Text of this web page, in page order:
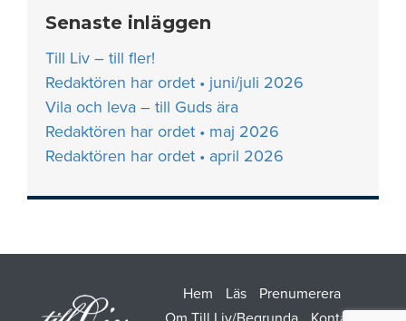
Senaste inläggen
Till Liv – till fler!
Redaktören har ordet • juni/juli 2026
Vila och leva – till Guds ära
Redaktören har ordet • maj 2026
Redaktören har ordet • april 2026
Hem Läs
Prenumerera